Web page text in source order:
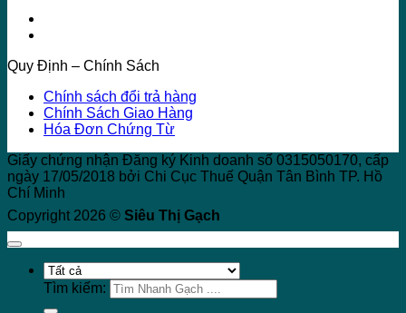
Quy Định – Chính Sách
Chính sách đổi trả hàng
Chính Sách Giao Hàng
Hóa Đơn Chứng Từ
Giấy chứng nhận Đăng ký Kinh doanh số 0315050170, cấp
ngày 17/05/2018 bởi Chi Cục Thuế Quận Tân Bình TP. Hồ
Chí Minh
Copyright 2026 © Siêu Thị Gạch
Tìm kiếm: